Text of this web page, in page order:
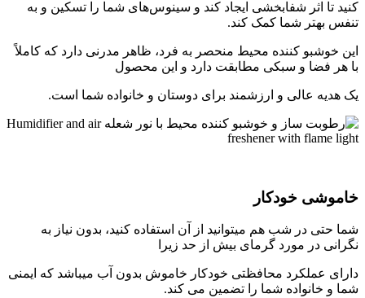
کنید تا اثر شفابخشی ایجاد کند و سینوس‌های شما را تسکین و به
تنفس بهتر شما کمک کند.
این خوشبو کننده محیط منحصر به فرد، ظاهر مدرنی دارد که کاملاً
با هر فضا و سبکی مطابقت دارد و این محصول
یک هدیه عالی و ارزشمند برای دوستان و خانواده شما است.
خاموشی خودکار
شما حتی در شب هم میتوانید از آن استفاده کنید، بدون نیاز به
نگرانی در مورد گرمای بیش از حد زیرا
دارای عملکرد محافظتی خودکار خاموش بدون آب میباشد که ایمنی
شما و خانواده شما را تضمین می کند.